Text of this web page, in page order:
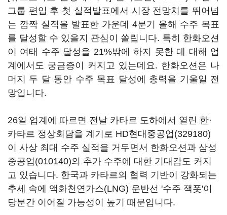
그룹 편입 후 첫 실적발표에서 시장 전망치를 뛰어넘
는 깜짝 실적을 발표한 가운데 4분기 올해 수주 목표
를 달성할 수 있을지 관심이 쏠립니다. 특히 한화오션
이 여태 수주 달성을 21%밖에 하지 못한 데 대해 업
계에서도 궁금증이 커지고 있는데요. 한화오션은 나
머지 두 달 동안 수주 목표 달성에 총력을 기울일 전
망입니다.
26일 업계에 따르면 전날 카타르 도하에서 열린 한·
카타르 정상회담을 계기로 HD현대중공업(329180)
이 사상 최대 수주 실적을 거두면서 한화오션과 삼성
중공업(010140)의 추가 수주에 대한 기대감도 커지
고 있습니다. 한국과 카타르의 협력 기반이 강화되는
추세 속에 액화천연가스(LNG) 운반선 '수주 잭폿'이
당분간 이어질 가능성이 높기 때문입니다.